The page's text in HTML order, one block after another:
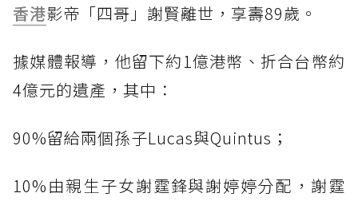
香港影帝「四哥」謝賢離世，享壽89歲。
據媒體報導，他留下約1億港幣、折合台幣約
4億元的遺產，其中：
90%留給兩個孫子Lucas與Quintus；
10%由親生子女謝霆鋒與謝婷婷分配，謝霆